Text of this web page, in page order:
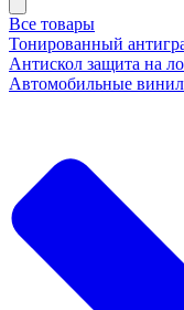
Все товары
Тонированный
Антискол защита на
Автомобильные